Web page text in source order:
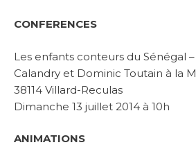
CONFERENCES
Les enfants conteurs du Sénégal
Calandry et Dominic Toutain à la
38114 Villard-Reculas
Dimanche 13 juillet 2014 à 10h
ANIMATIONS